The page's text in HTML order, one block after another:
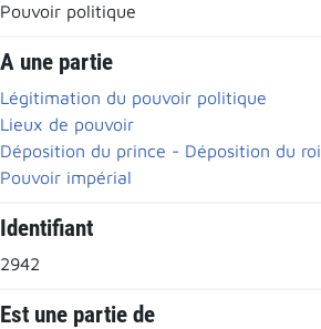
Pouvoir politique
A une partie
Légitimation du pouvoir politique
Lieux de pouvoir
Déposition du prince - Déposition du roi
Pouvoir impérial
Identifiant
2942
Est une partie de